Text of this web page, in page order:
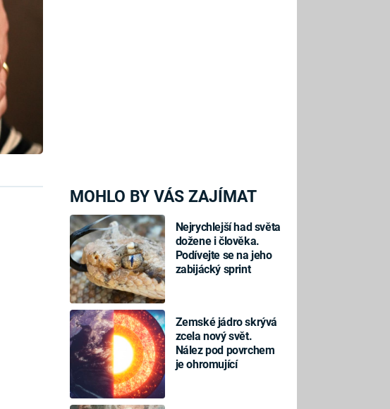
MOHLO BY VÁS ZAJÍMAT
Nejrychlejší had světa
dožene i člověka.
Podívejte se na jeho
zabijácký sprint
Zemské jádro skrývá
zcela nový svět.
Nález pod povrchem
je ohromující